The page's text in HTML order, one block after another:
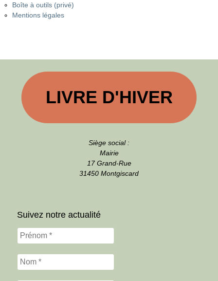
Boîte à outils (privé)
Mentions légales
LIVRE D'HIVER
Siège social :
Mairie
17 Grand-Rue
31450 Montgiscard
Suivez notre actualité